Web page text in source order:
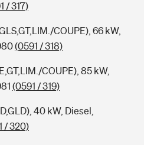
/ 317)
COUPE), 66 kW,
(0591 / 318)
COUPE), 85 kW,
(0591 / 319)
40 kW, Diesel,
/ 320)